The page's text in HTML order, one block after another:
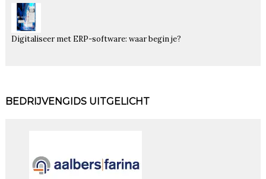
Digitaliseer met ERP-software: waar begin je?
BEDRIJVENGIDS UITGELICHT